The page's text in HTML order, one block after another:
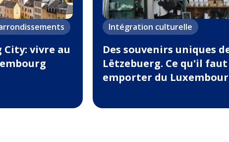
City: vivre au
Intégration culturelle
Des souvenirs uniques
Lëtzebuerg. Ce qu'il faut
emporter du